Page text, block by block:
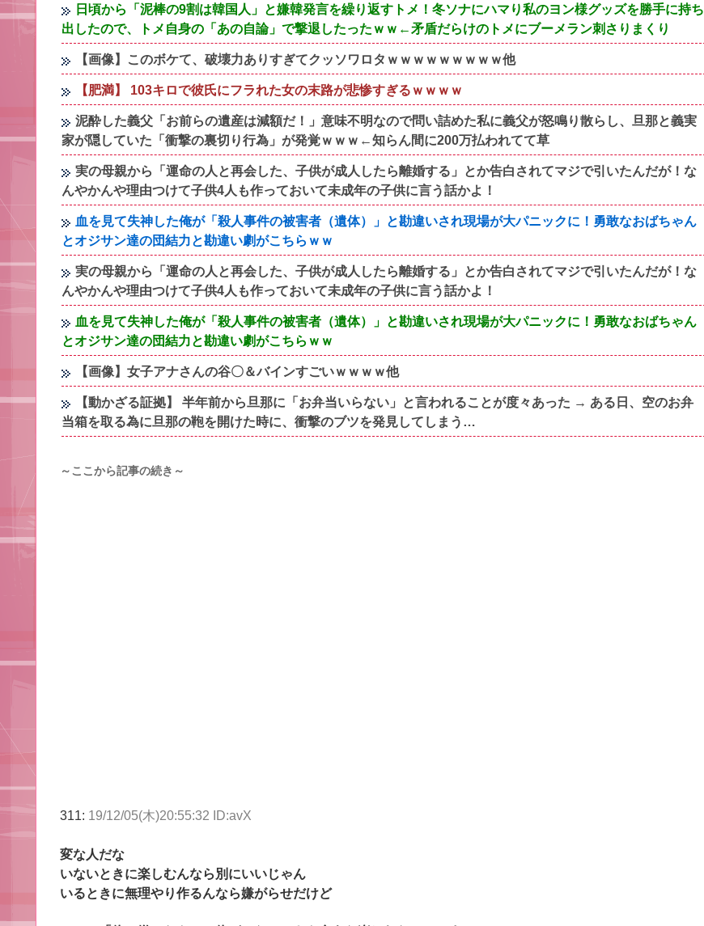
日頃から「泥棒の9割は韓国人」と嫌韓発言を繰り返すトメ！冬ソナにハマり私のヨン様グッズを勝手に持ち
出したので、トメ自身の「あの自論」で撃退したったｗｗ←矛盾だらけのトメにブーメラン刺さりまくり
【画像】このボケて、破壊力ありすぎてクッソワロタｗｗｗｗｗｗｗｗｗ他
【肥満】 103キロで彼氏にフラれた女の末路が悲惨すぎるｗｗｗｗ
泥酔した義父「お前らの遺産は減額だ！」意味不明なので問い詰めた私に義父が怒鳴り散らし、旦那と義実
家が隠していた「衝撃の裏切り行為」が発覚ｗｗｗ←知らん間に200万払われてて草
実の母親から「運命の人と再会した、子供が成人したら離婚する」とか告白されてマジで引いたんだが！な
んやかんや理由つけて子供4人も作っておいて未成年の子供に言う話かよ！
血を見て失神した俺が「殺人事件の被害者（遺体）」と勘違いされ現場が大パニックに！勇敢なおばちゃん
とオジサン達の団結力と勘違い劇がこちらｗｗ
実の母親から「運命の人と再会した、子供が成人したら離婚する」とか告白されてマジで引いたんだが！な
んやかんや理由つけて子供4人も作っておいて未成年の子供に言う話かよ！
血を見て失神した俺が「殺人事件の被害者（遺体）」と勘違いされ現場が大パニックに！勇敢なおばちゃん
とオジサン達の団結力と勘違い劇がこちらｗｗ
【画像】女子アナさんの谷〇＆バインすごいｗｗｗｗ他
【動かざる証拠】 半年前から旦那に「お弁当いらない」と言われることが度々あった → ある日、空のお弁
当箱を取る為に旦那の鞄を開けた時に、衝撃のブツを発見してしまう…
～ここから記事の続き～
311: 19/12/05(木)20:55:32 ID:avX
変な人だな
いないときに楽しむんなら別にいいじゃん
いるときに無理やり作るんなら嫌がらせだけど